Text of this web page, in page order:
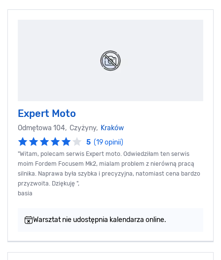
Expert Moto
Odmętowa 104, Czyżyny, Kraków
5 (19 opinii)
"Witam, polecam serwis Expert moto. Odwiedziłam ten serwis
moim Fordem Focusem Mk2, mialam problem z nierówną pracą
silnika. Naprawa była szybka i precyzyjna, natomiast cena bardzo
przyzwoita. Dziękuję ",
basia
Warsztat nie udostępnia kalendarza online.